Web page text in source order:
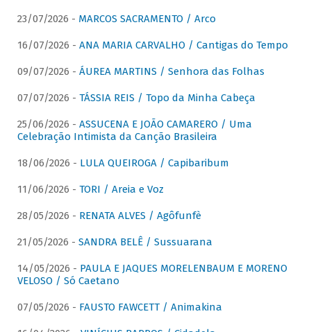
23/07/2026 - MARCOS SACRAMENTO / Arco
16/07/2026 - ANA MARIA CARVALHO / Cantigas do Tempo
09/07/2026 - ÁUREA MARTINS / Senhora das Folhas
07/07/2026 - TÁSSIA REIS / Topo da Minha Cabeça
25/06/2026 - ASSUCENA E JOÃO CAMARERO / Uma
Celebração Intimista da Canção Brasileira
18/06/2026 - LULA QUEIROGA / Capibaribum
11/06/2026 - TORI / Areia e Voz
28/05/2026 - RENATA ALVES / Agôfunfè
21/05/2026 - SANDRA BELÊ / Sussuarana
14/05/2026 - PAULA E JAQUES MORELENBAUM E MORENO
VELOSO / Só Caetano
07/05/2026 - FAUSTO FAWCETT / Animakina